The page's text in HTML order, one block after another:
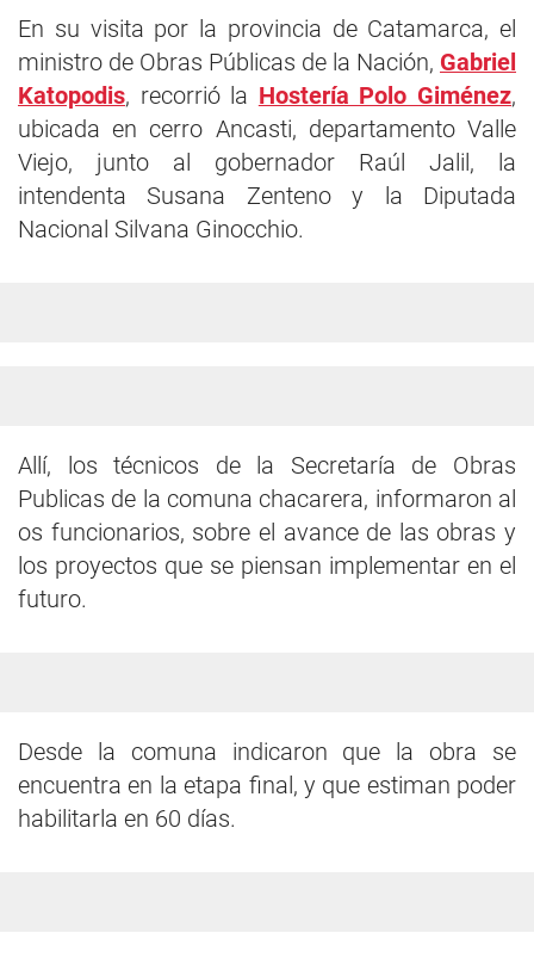
En su visita por la provincia de Catamarca, el
ministro de Obras Públicas de la Nación, Gabriel
Katopodis, recorrió la Hostería Polo Giménez,
ubicada en cerro Ancasti, departamento Valle
Viejo, junto al gobernador Raúl Jalil, la
intendenta Susana Zenteno y la Diputada
Nacional Silvana Ginocchio.
Allí, los técnicos de la Secretaría de Obras
Publicas de la comuna chacarera, informaron al
os funcionarios, sobre el avance de las obras y
los proyectos que se piensan implementar en el
futuro.
Desde la comuna indicaron que la obra se
encuentra en la etapa final, y que estiman poder
habilitarla en 60 días.